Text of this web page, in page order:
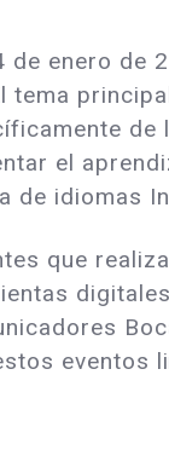
enero de
tema
el
de idiomas
que
eventos